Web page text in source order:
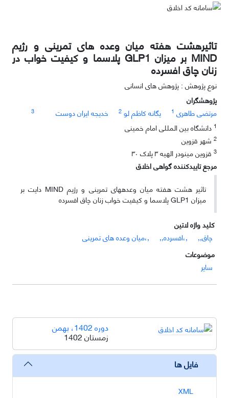
تاثیرهشت هفته میان وعده های تمرینی و رژیم
MIND بر میزان GLP1 پلاسما و کیفیت خواب در
زنان چاق افسرده
نوع پژوهش : پژوهش های انسانی
پژوهشگران
مرتضی طاهری 1 یگانه کاظم لو 2 خدیجه ایران دوست
3
1 دانشگاه بین المللی امام خمینی
2 شهر قزوین
3 قزوین مینودر الهیه ۳ پلاک ۳۰
مرجع تاییدکننده گواهی اخلاق
تاثیر هشت هفته میان وعدههای تمرینی و رژیم MIND دایت بر
میزان GLP1 پلاسما و کیفیت خواب زنان چاق افسرده
کلید واژه لاتین
چاق,,
,،افسرده,,
,،میان وعده های تمرینی
موضوعات
سایر
دوره 1402، بهمن
زمستان 1402
فایل ها
XML